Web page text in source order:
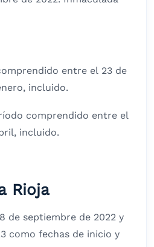
entre el 23 de
incluido.
comprendido entre el
incluido.
Rioja
de septiembre de 2022 y
como fechas de inicio y